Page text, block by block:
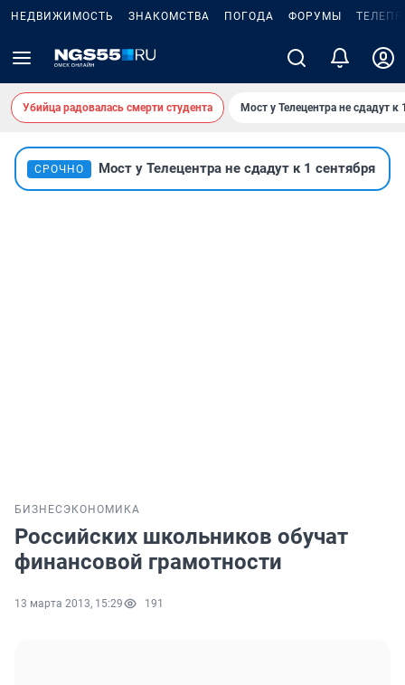
НЕДВИЖИМОСТЬ ЗНАКОМСТВА ПОГОДА ФОРУМЫ
Убийца радовалась смерти студента Мост у Телецентра не сдадут к
СРОЧНО Мост у Телецентра не сдадут к 1 сентября
БИЗНЕС ЭКОНОМИКА
Российских школьников обучат
финансовой грамотности
13 марта 2013, 15:29 191